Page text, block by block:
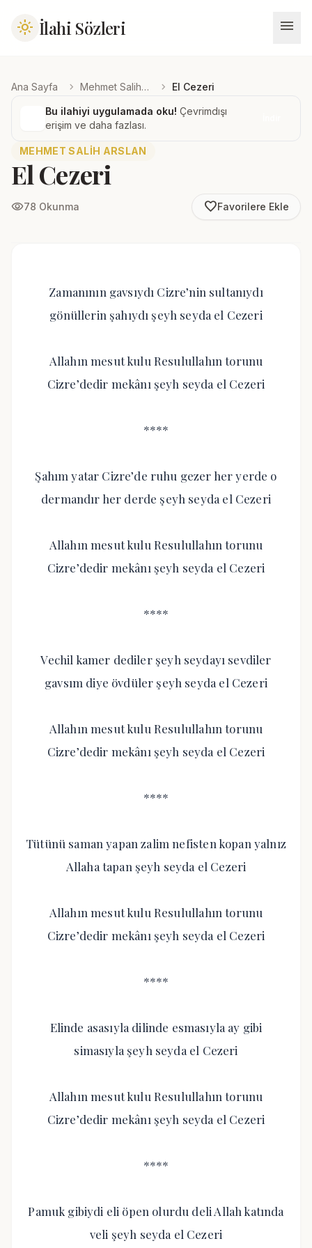
light_mode İlahi Sözleri menu
Ana Sayfa chevron_right Mehmet Salih Arslan chevron_right El Cezeri
Bu ilahiyi uygulamada oku! Çevrimdışı
erişim ve daha fazlası.
MEHMET SALIH ARSLAN
El Cezeri
visibility78 Okunma favorite_borderFavorilere Ekle
Zamanının gavsıydı Cizre’nin sultanıydı
gönüllerin şahıydı şeyh seyda el Cezeri
Allahın mesut kulu Resulullahın torunu
Cizre’dedir mekânı şeyh seyda el Cezeri
****
Şahım yatar Cizre’de ruhu gezer her yerde o
dermandır her derde şeyh seyda el Cezeri
Allahın mesut kulu Resulullahın torunu
Cizre’dedir mekânı şeyh seyda el Cezeri
****
Vechil kamer dediler şeyh seydayı sevdiler
gavsım diye övdüler şeyh seyda el Cezeri
Allahın mesut kulu Resulullahın torunu
Cizre’dedir mekânı şeyh seyda el Cezeri
****
Tütünü saman yapan zalim nefisten kopan yalnız
Allaha tapan şeyh seyda el Cezeri
Allahın mesut kulu Resulullahın torunu
Cizre’dedir mekânı şeyh seyda el Cezeri
****
Elinde asasıyla dilinde esmasıyla ay gibi
simasıyla şeyh seyda el Cezeri
Allahın mesut kulu Resulullahın torunu
Cizre’dedir mekânı şeyh seyda el Cezeri
****
Pamuk gibiydi eli öpen olurdu deli Allah katında
veli şeyh seyda el Cezeri